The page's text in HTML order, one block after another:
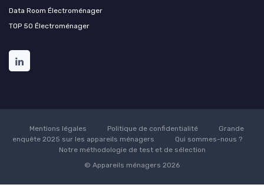
Data Room Électroménager
TOP 50 Électroménager
Mentions légales Politique de confidentialité
Grande
enquête 2025 sur les appareils ménagers
Qui sommes-nous ?
Notre méthodologie de test et de sélection
© Appareils ménagers 2026